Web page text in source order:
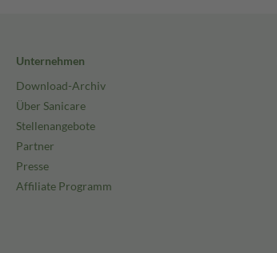
Unternehmen
Download-Archiv
Über Sanicare
Stellenangebote
Partner
Presse
Affiliate Programm